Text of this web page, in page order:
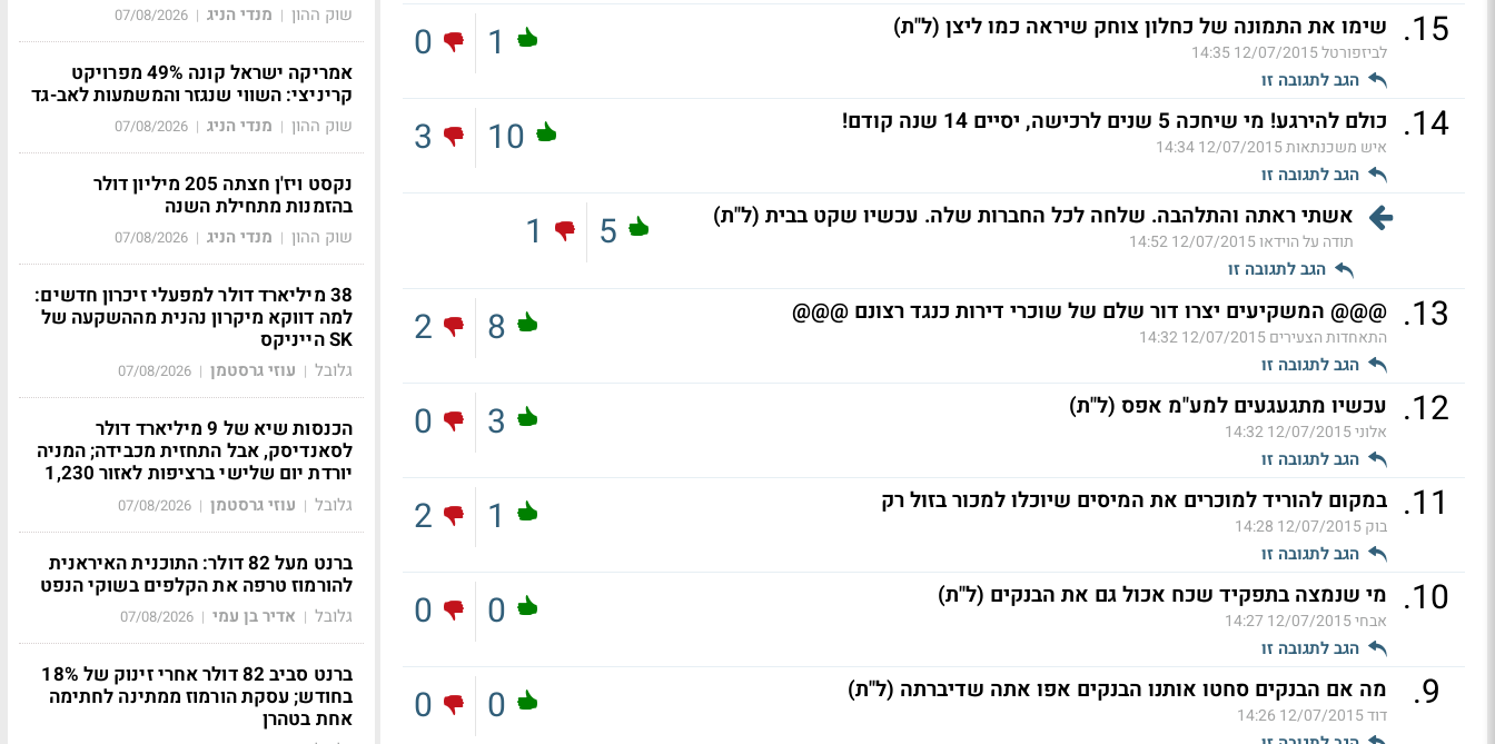
15
. שימו את התמונה של כחלון צוחק שיראה כמו ליצן (ל"ת)
לביזפורטל12/07/2015 14:35
הגב לתגובה זו
1
0
14
. כולם להירגע! מי שיחכה 5 שנים לרכישה, יסיים 14 שנה קודם!
איש משכנתאות12/07/2015 14:34
הגב לתגובה זו
10
3
אשתי ראתה והתלהבה. שלחה לכל החברות שלה. עכשיו שקט בבית (ל"ת)
תודה על הוידאו12/07/2015 14:52
הגב לתגובה זו
5
1
13
. @@@ המשקיעים יצרו דור שלם של שוכרי דירות כנגד רצונם @@@
התאחדות הצעירים12/07/2015 14:32
הגב לתגובה זו
8
2
12
. עכשיו מתגעגעים למע"מ אפס (ל"ת)
אלוני12/07/2015 14:32
הגב לתגובה זו
3
0
11
. במקום להוריד למוכרים את המיסים שיוכלו למכור בזול רק
בוק12/07/2015 14:28
הגב לתגובה זו
1
2
10
. מי שנמצה בתפקיד שכח אכול גם את הבנקים (ל"ת)
אבחי12/07/2015 14:27
הגב לתגובה זו
0
0
9
. מה אם הבנקים סחטו אותנו הבנקים אפו אתה שדיברתה (ל"ת)
דוד12/07/2015 14:26
0
0
שוק ההון | מנדי הניג |
07/08/2026
אמריקה ישראל קונה 49% מפרויקט
קריניצי: השווי שנגזר והמשמעות לאב-גד
שוק ההון | מנדי הניג |
07/08/2026
נקסט ויז'ן חצתה 205 מיליון דולר
בהזמנות מתחילת השנה
שוק ההון | מנדי הניג |
07/08/2026
38 מיליארד דולר למפעלי זיכרון חדשים:
למה דווקא מיקרון נהנית מההשקעה של
SK הייניקס
גלובל | עוזי גרסטמן |
07/08/2026
הכנסות שיא של 9 מיליארד דולר
לסאנדיסק, אבל התחזית מכבידה; המניה
יורדת יום שלישי ברציפות לאזור 1,230
גלובל | עוזי גרסטמן |
07/08/2026
ברנט מעל 82 דולר: התוכנית האיראנית
להורמוז טרפה את הקלפים בשוקי הנפט
גלובל | אדיר בן עמי |
07/08/2026
ברנט סביב 82 דולר אחרי זינוק של 18%
בחודש; עסקת הורמוז ממתינה לחתימה
אחת בטהרן